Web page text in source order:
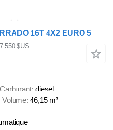
16T 4X2 EURO 5
550 $US
Carburant diesel
Volume 46,15 m³